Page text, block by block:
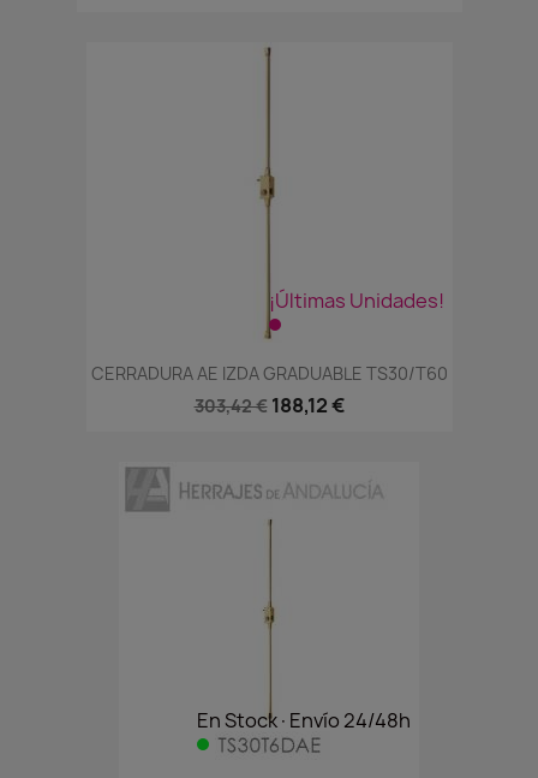
¡Últimas Unidades!
CERRADURA AE IZDA GRADUABLE TS30/T60
303,42 € 188,12 €
En Stock·Envío 24/48h